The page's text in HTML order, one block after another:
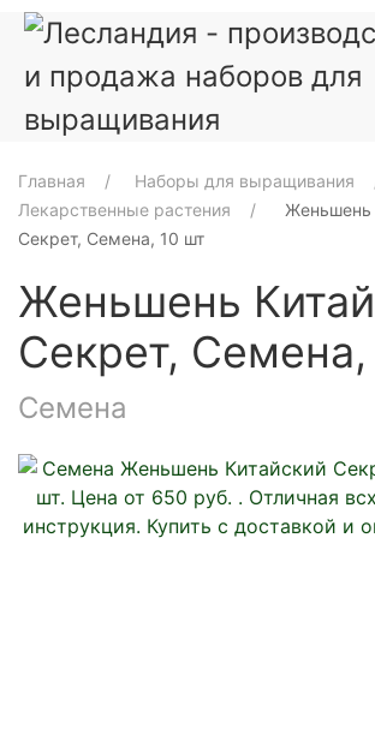
Главная
Наборы для выращивания
Лекарственные растения
Женьшень
Секрет, Семена, 10 шт
Женьшень
Секрет,
Семена